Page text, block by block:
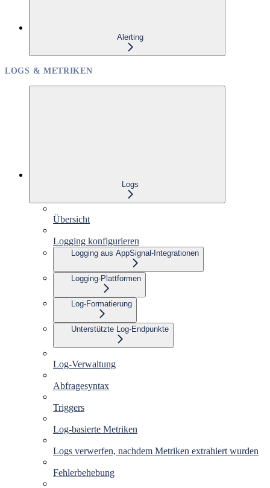
Alerting
LOGS & METRIKEN
Logs
Übersicht
Logging konfigurieren
Logging aus AppSignal-Integrationen
Logging-Plattformen
Log-Formatierung
Unterstützte Log-Endpunkte
Log-Verwaltung
Abfragesyntax
Triggers
Log-basierte Metriken
Logs verwerfen, nachdem Metriken extrahiert wurden
Fehlerbehebung